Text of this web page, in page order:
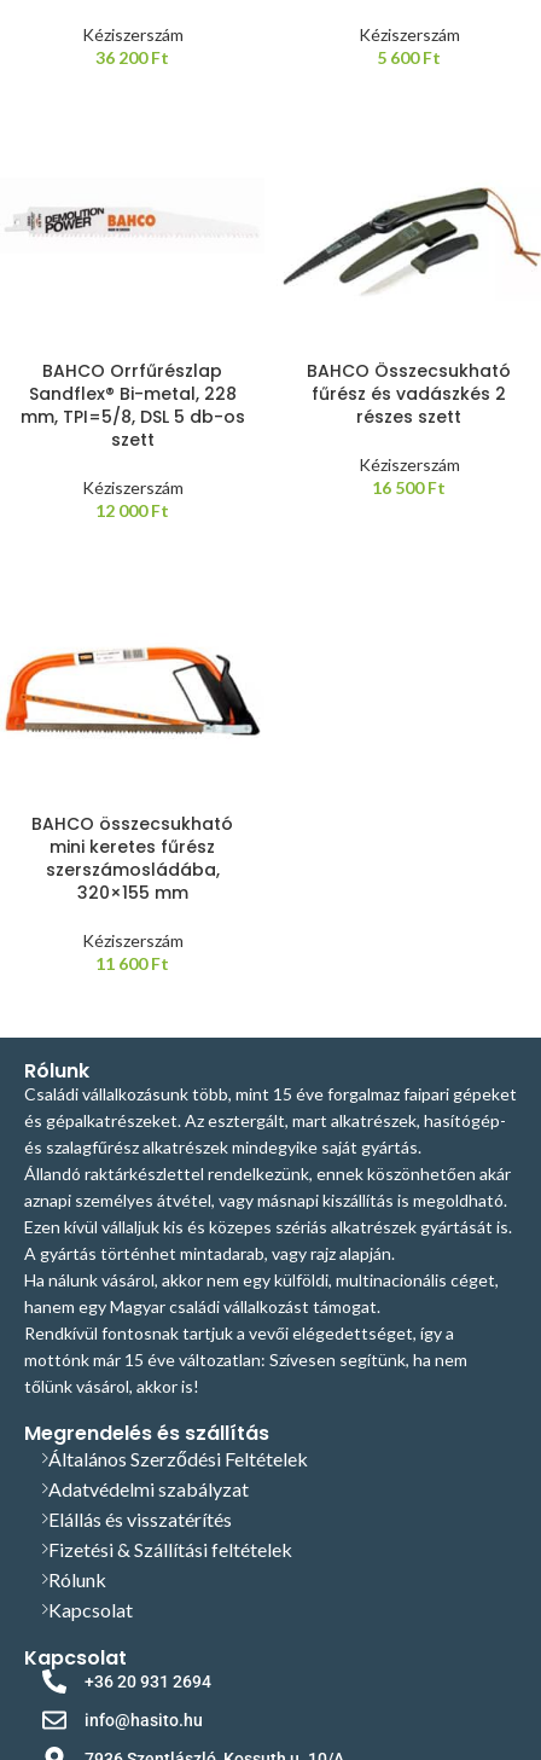
Kéziszerszám
36 200Ft
Kéziszerszám
5 600Ft
BAHCO Orrfűrészlap
Sandflex® Bi-metal, 228
mm, TPI=5/8, DSL 5 db-os
szett
Kéziszerszám
12 000Ft
BAHCO Összecsukható
fűrész és vadászkés 2
részes szett
Kéziszerszám
16 500Ft
BAHCO összecsukható
mini keretes fűrész
szerszámosládába,
320×155 mm
Kéziszerszám
11 600Ft
Rólunk
Családi vállalkozásunk több, mint 15 éve forgalmaz faipari gépeket
és gépalkatrészeket. Az esztergált, mart alkatrészek, hasítógép-
és szalagfűrész alkatrészek mindegyike saját gyártás.
Állandó raktárkészlettel rendelkezünk, ennek köszönhetően akár
aznapi személyes átvétel, vagy másnapi kiszállítás is megoldható.
Ezen kívül vállaljuk kis és közepes szériás alkatrészek gyártását is.
A gyártás történhet mintadarab, vagy rajz alapján.
Ha nálunk vásárol, akkor nem egy külföldi, multinacionális céget,
hanem egy Magyar családi vállalkozást támogat.
Rendkívül fontosnak tartjuk a vevői elégedettséget, így a
mottónk már 15 éve változatlan: Szívesen segítünk, ha nem
tőlünk vásárol, akkor is!
Megrendelés és szállítás
Általános Szerződési Feltételek
Adatvédelmi szabályzat
Elállás és visszatérítés
Fizetési & Szállítási feltételek
Rólunk
Kapcsolat
Kapcsolat
+36 20 931 2694
info@hasito.hu